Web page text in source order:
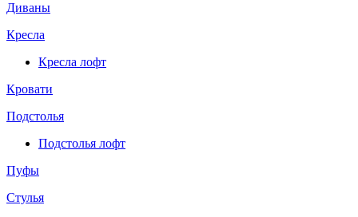
Диваны
Кресла
Кресла лофт
Кровати
Подстолья
Подстолья лофт
Пуфы
Стулья